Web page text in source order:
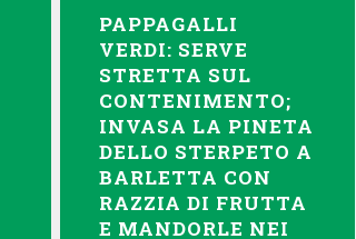
PAPPAGALLI
VERDI: SERVE
STRETTA SUL
CONTENIMENTO;
INVASA LA PINETA
DELLO STERPETO A
BARLETTA CON
RAZZIA DI FRUTTA
E MANDORLE NEI